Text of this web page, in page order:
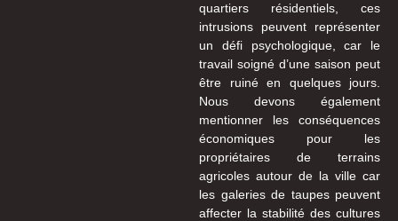
quartiers résidentiels, ces
intrusions peuvent représenter
un défi psychologique, car le
travail soigné d’une saison peut
être ruiné en quelques jours.
Nous devons également
mentionner les conséquences
économiques pour les
propriétaires de terrains
agricoles autour de la ville car
les galeries de taupes peuvent
affecter la stabilité des cultures